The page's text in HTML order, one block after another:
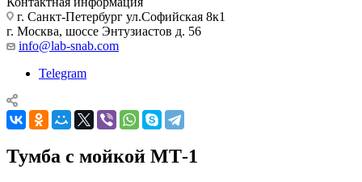
г. Санкт-Петербург ул.Софийская 8к1
г. Москва, шоссе Энтузиастов д. 56
info@lab-snab.com
Telegram
Тумба с мойкой МТ-1